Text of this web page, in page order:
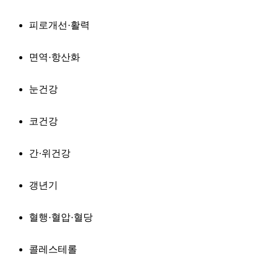
피로개선·활력
면역·항산화
눈건강
코건강
간·위건강
갱년기
혈행·혈압·혈당
콜레스테롤